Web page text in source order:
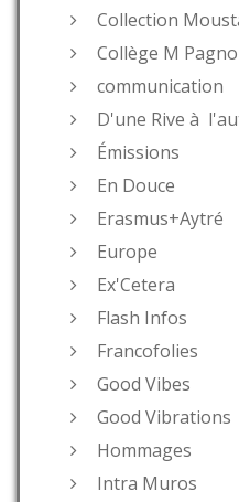
Collection
Collège M
communication
D'une Rive à
Émissions
En Douce
Erasmus+Aytré
Europe
Ex'Cetera
Flash Infos
Francofolies
Good Vibes
Good Vibrations
Hommages
Intra Muros